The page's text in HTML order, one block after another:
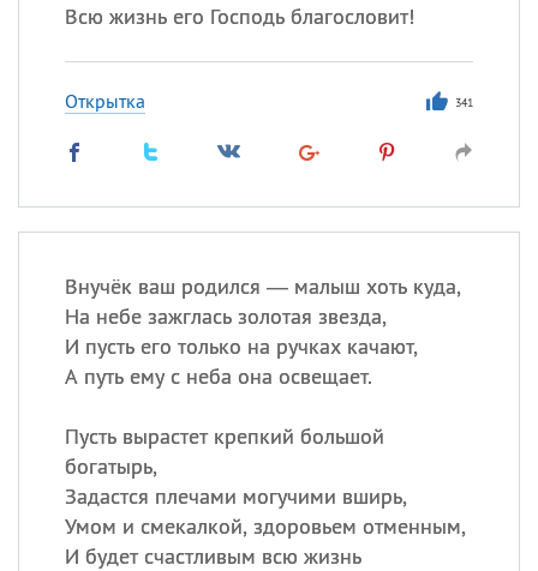
Всю жизнь его Господь благословит!
Открытка 341
Внучёк ваш родился — малыш хоть куда,
На небе зажглась золотая звезда,
И пусть его только на ручках качают,
А путь ему с неба она освещает.
Пусть вырастет крепкий большой
богатырь,
Задастся плечами могучими вширь,
Умом и смекалкой, здоровьем отменным,
И будет счастливым всю жизнь